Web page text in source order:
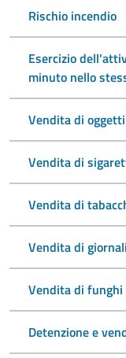
Rischio incendio
Esercizio
minuto nello
Vendita di
Vendita di
Vendita di
Vendita di
Vendita di
Detenzione e